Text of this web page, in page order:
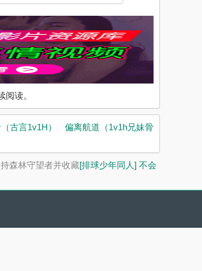
读。
古言1v1H）
偏离航道（1v1h兄妹骨
森林守望者并收藏[排球少年同人] 不会